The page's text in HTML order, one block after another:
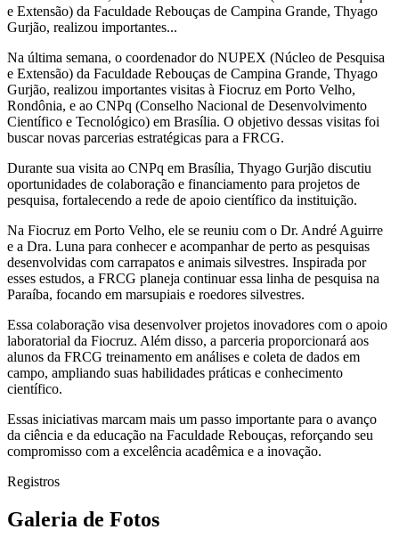
e Extensão) da Faculdade Rebouças de Campina Grande, Thyago
Gurjão, realizou importantes...
Na última semana, o coordenador do NUPEX (Núcleo de Pesquisa
e Extensão) da Faculdade Rebouças de Campina Grande, Thyago
Gurjão, realizou importantes visitas à Fiocruz em Porto Velho,
Rondônia, e ao CNPq (Conselho Nacional de Desenvolvimento
Científico e Tecnológico) em Brasília. O objetivo dessas visitas foi
buscar novas parcerias estratégicas para a FRCG.
Durante sua visita ao CNPq em Brasília, Thyago Gurjão discutiu
oportunidades de colaboração e financiamento para projetos de
pesquisa, fortalecendo a rede de apoio científico da instituição.
Na Fiocruz em Porto Velho, ele se reuniu com o Dr. André Aguirre
e a Dra. Luna para conhecer e acompanhar de perto as pesquisas
desenvolvidas com carrapatos e animais silvestres. Inspirada por
esses estudos, a FRCG planeja continuar essa linha de pesquisa na
Paraíba, focando em marsupiais e roedores silvestres.
Essa colaboração visa desenvolver projetos inovadores com o apoio
laboratorial da Fiocruz. Além disso, a parceria proporcionará aos
alunos da FRCG treinamento em análises e coleta de dados em
campo, ampliando suas habilidades práticas e conhecimento
científico.
Essas iniciativas marcam mais um passo importante para o avanço
da ciência e da educação na Faculdade Rebouças, reforçando seu
compromisso com a excelência acadêmica e a inovação.
Registros
Galeria de Fotos